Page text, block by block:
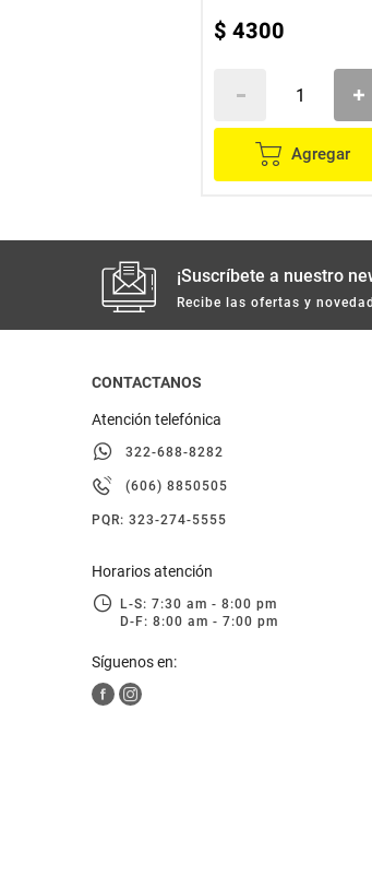
$ 4300
Agregar
¡Suscríbete a nuestro
Recibe las ofertas y
CONTACTANOS
Atención telefónica
322-688-8282
(606) 8850505
PQR: 323-274-5555
Horarios atención
L-S: 7:30 am - 8:00 pm
D-F: 8:00 am - 7:00 pm
Síguenos en: